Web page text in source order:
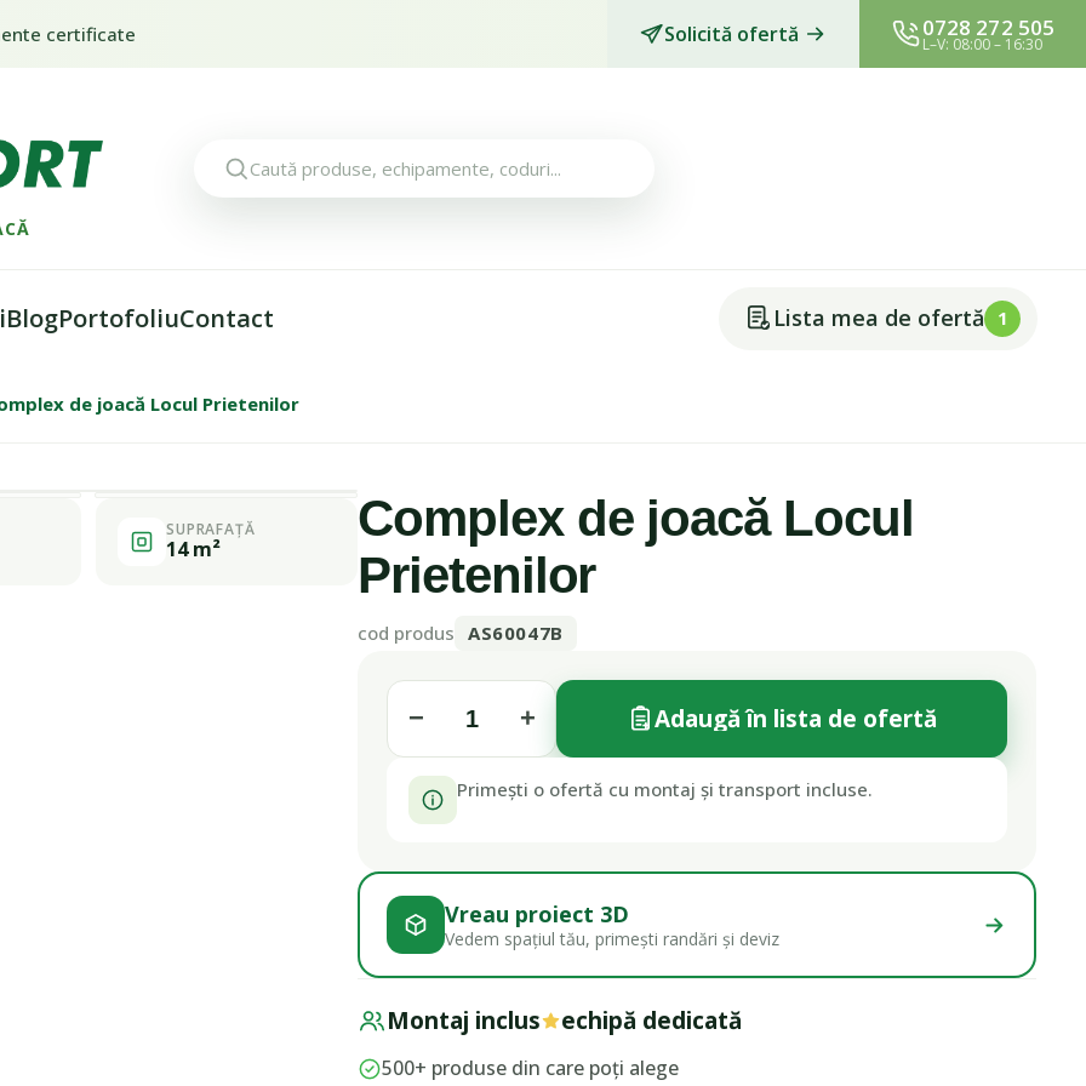
certificate Solicită ofertă 0728 272 505
L–V: 08:00 – 16:30
BlogPortofoliuContact Lista mea de ofertă 1
de joacă Locul Prietenilor
SUPRAFAȚĂ
14 m²
Complex de joacă Locul
Prietenilor
cod produs AS60047B
− + Adaugă în lista de ofertă
Primești o ofertă cu montaj și transport incluse.
Vreau proiect 3D
Vedem spațiul tău, primești randări și deviz
Montaj inclus echipă dedicată
500+ produse din care poți alege